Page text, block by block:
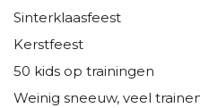
Sinterklaasfeest
Kerstfeest
50 kids op trainingen
Weinig sneeuw, veel